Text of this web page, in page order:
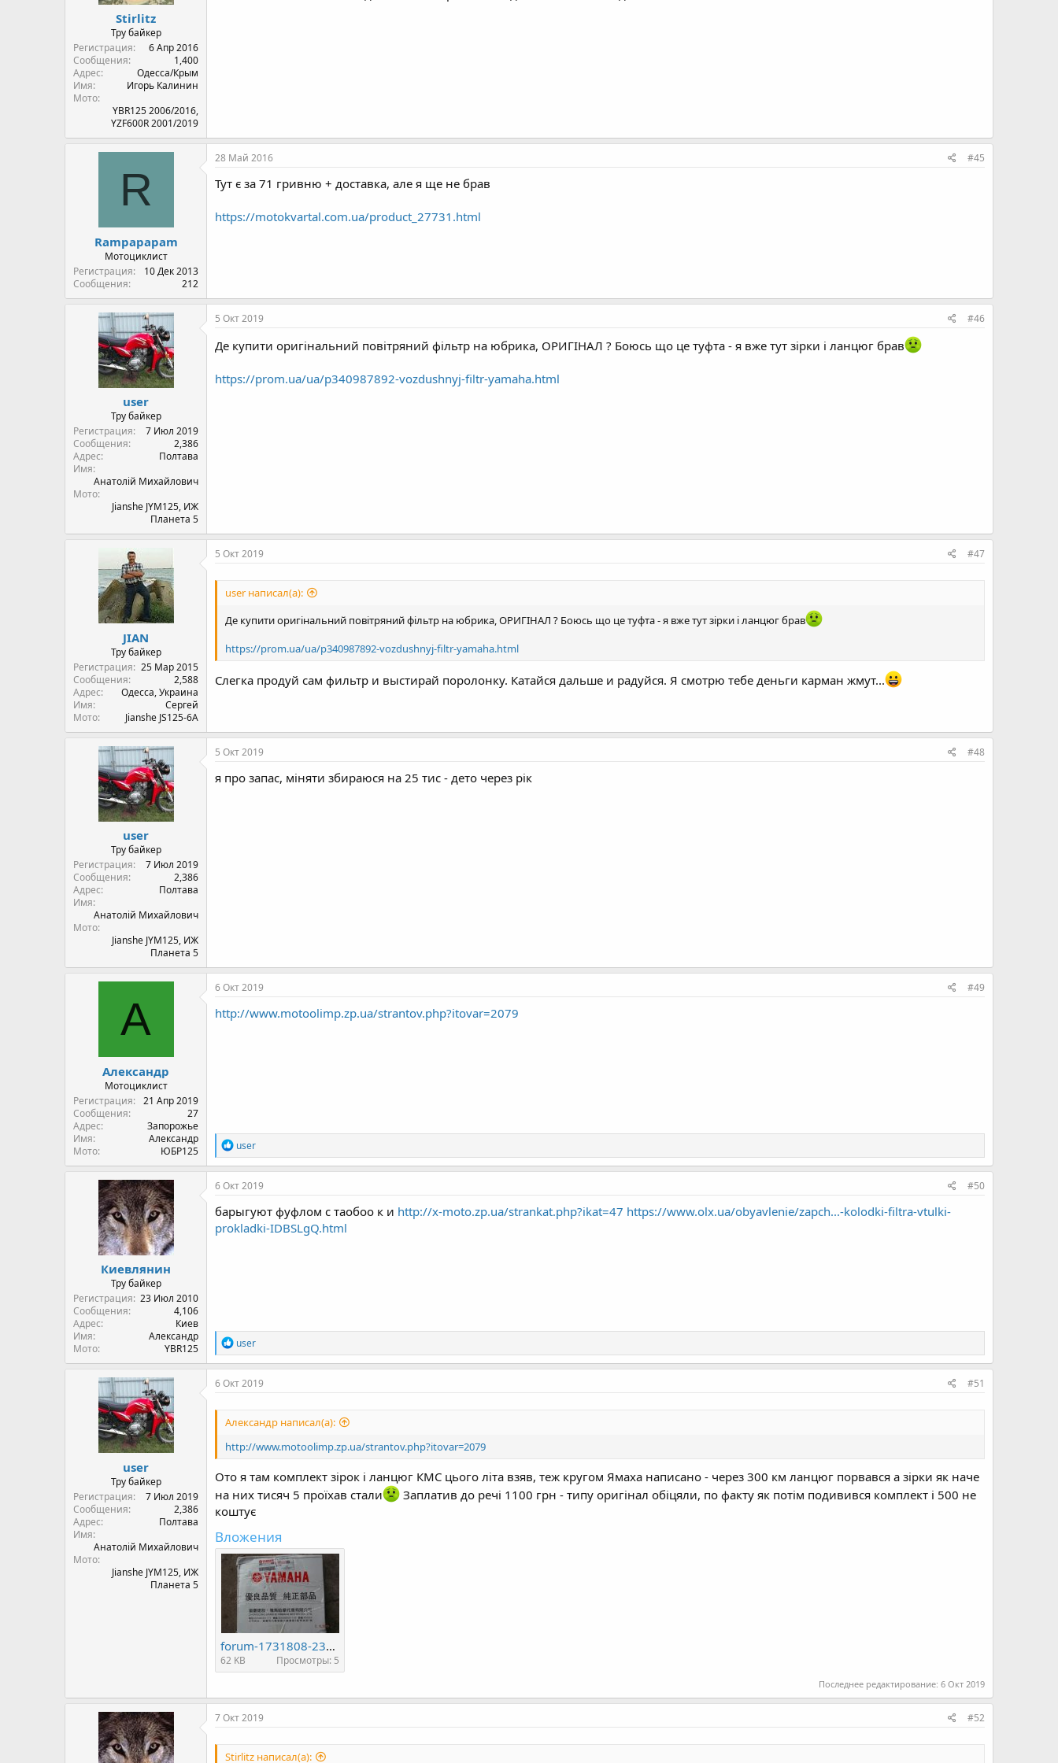
Stirlitz
Тру байкер
Регистрация
6 Апр 2016
Сообщения
1,400
Адрес
Одесса/Крым
Имя
Игорь Калинин
Мото
YBR125 2006/2016,
YZF600R 2001/2019
R
Rampapapam
Мотоциклист
Регистрация
10 Дек 2013
Сообщения
212
28 Май 2016 #45
Тут є за 71 гривню + доставка, але я ще не брав
https://motokvartal.com.ua/product_27731.html
user
Тру байкер
Регистрация
7 Июл 2019
Сообщения
2,386
Адрес
Полтава
Имя
Анатолій Михайлович
Мото
Jianshe JYM125, ИЖ
Планета 5
5 Окт 2019 #46
Де купити оригінальний повітряний фільтр на юбрика, ОРИГІНАЛ ? Боюсь що це туфта - я вже тут зірки і ланцюг брав
https://prom.ua/ua/p340987892-vozdushnyj-filtr-yamaha.html
JIAN
Тру байкер
Регистрация
25 Мар 2015
Сообщения
2,588
Адрес
Одесса, Украина
Имя
Сергей
Мото
Jianshe JS125-6A
5 Окт 2019 #47
user написал(а):
Де купити оригінальний повітряний фільтр на юбрика, ОРИГІНАЛ ? Боюсь що це туфта - я вже тут зірки і ланцюг брав
https://prom.ua/ua/p340987892-vozdushnyj-filtr-yamaha.html
Слегка продуй сам фильтр и выстирай поролонку. Катайся дальше и радуйся. Я смотрю тебе деньги карман жмут...
user
Тру байкер
Регистрация
7 Июл 2019
Сообщения
2,386
Адрес
Полтава
Имя
Анатолій Михайлович
Мото
Jianshe JYM125, ИЖ
Планета 5
5 Окт 2019 #48
я про запас, міняти збираюся на 25 тис - дето через рік
А
Александр
Мотоциклист
Регистрация
21 Апр 2019
Сообщения
27
Адрес
Запорожье
Имя
Александр
Мото
ЮБР125
6 Окт 2019 #49
http://www.motoolimp.zp.ua/strantov.php?itovar=2079
R
e
a
c
i
o
n
user
Киевлянин
Тру байкер
Регистрация 23 Июл 2010
Сообщения
4,106
Адрес
Киев
Имя
Александр
Мото
YBR125
6 Окт 2019 #50
барыгуют фуфлом с таобоо к и http://x-moto.zp.ua/strankat.php?ikat=47 https://www.olx.ua/obyavlenie/zapch...-kolodki-filtra-vtulki-
prokladki-IDBSLgQ.html
R
e
a
c
n
s
:
user
user
Тру байкер
Регистрация
7 Июл 2019
Сообщения
2,386
Адрес
Полтава
Имя
Анатолій Михайлович
Мото
Jianshe JYM125, ИЖ
Планета 5
6 Окт 2019 #51
Александр написал(а):
http://www.motoolimp.zp.ua/strantov.php?itovar=2079
Ото я там комплект зірок і ланцюг КМС цього літа взяв, теж кругом Ямаха написано - через 300 км ланцюг порвався а зірки як наче
на них тисяч 5 проїхав стали
Заплатив до речі 1100 грн - типу оригінал обіцяли, по факту як потім подивився комплект і 500 не
коштує
Вложения
forum-1731808-238871.jpg
62 KB Просмотры: 5
Последнее редактирование: 6 Окт 2019
7 Окт 2019 #52
Stirlitz написал(а):